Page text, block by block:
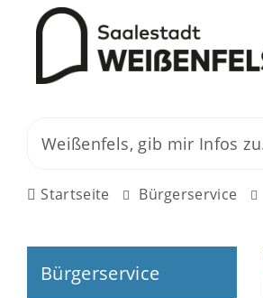
Startseite Bürgerservice
Bürgerservice